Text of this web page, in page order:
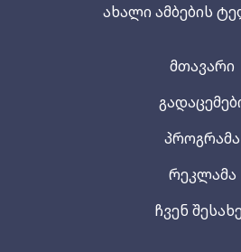
ახალი ამბების
მთავარი
პროგრამა
რეკლამა
ჩვენ